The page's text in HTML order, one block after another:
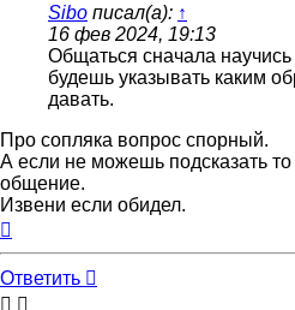
Sibo писал(а): ↑
16 фев 2024, 19:13
Общаться сначала
будешь указывать каким
давать.
Про сопляка вопрос спорный.
А если не можешь подсказать то
общение.
Извени если обидел.
началу
Ответить